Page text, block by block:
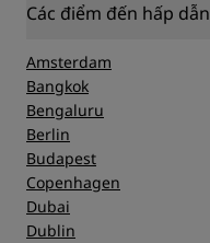
Sự sạch sẽ
Dịch vụ
Các điểm đến hấp dẫn
Amsterdam
Bangkok
Bengaluru
Berlin
Budapest
Copenhagen
Dubai
Dublin